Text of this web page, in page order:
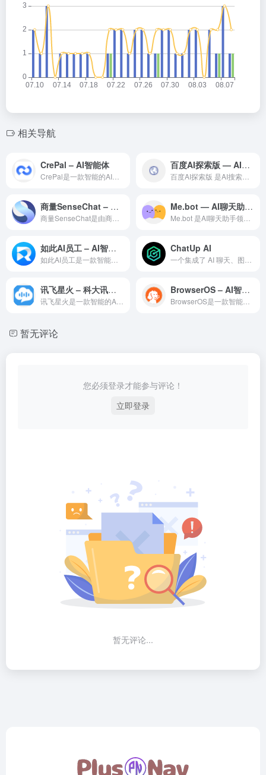
相关导航
CrePal – AI智能体 百度AI探索版 — AI搜索引擎领域的专业 AI 工具
商量SenseChat – 商汤科技AI大语言模型助手 Me.bot — AI聊天助手领域的专业 AI 工具
如此AI员工 – AI智能体 ChatUp AI
讯飞星火 – 科大讯飞认知大模型 BrowserOS – AI智能体
暂无评论
您必须登录才能参与评论！
立即登录
暂无评论...